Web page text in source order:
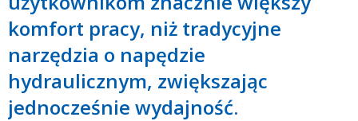
komfort pracy, niż tradycyjne
narzędzia o napędzie
hydraulicznym, zwiększając
jednocześnie wydajność.